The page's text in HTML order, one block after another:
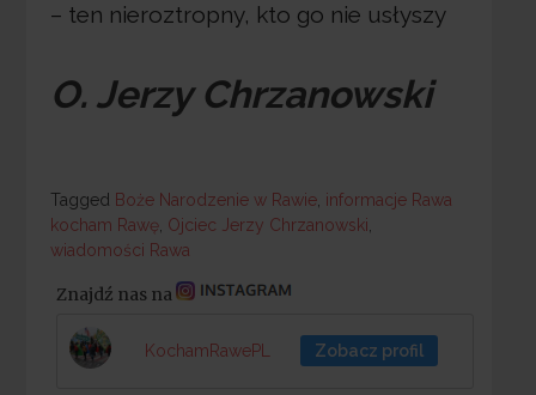
– ten nieroztropny, kto go nie usłyszy
O. Jerzy Chrzanowski
Tagged
Tagged Boże Narodzenie w Rawie, informacje Rawa
kocham Rawę, Ojciec Jerzy Chrzanowski
wiadomości Rawa
Znajdź nas na
KochamRawePL Zobacz profil